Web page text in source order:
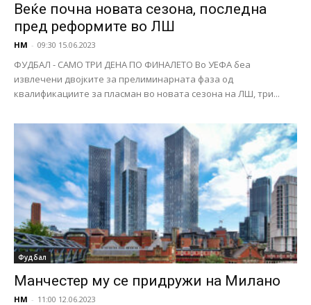
Веќе почна новата сезона, последна
пред реформите во ЛШ
НМ - 09:30 15.06.2023
ФУДБАЛ - САМО ТРИ ДЕНА ПО ФИНАЛЕТО Во УЕФА беа
извлечени двојките за прелиминарната фаза од
квалификациите за пласман во новата сезона на ЛШ, три...
Фудбал
Манчестер му се придружи на Милано
НМ - 11:00 12.06.2023